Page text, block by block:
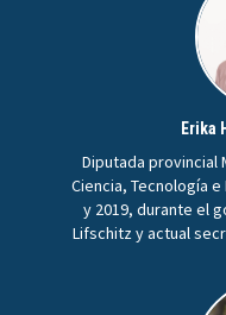
Erika
Diputada provincial
Ciencia, Tecnología
y 2019, durante el
Lifschitz y actual